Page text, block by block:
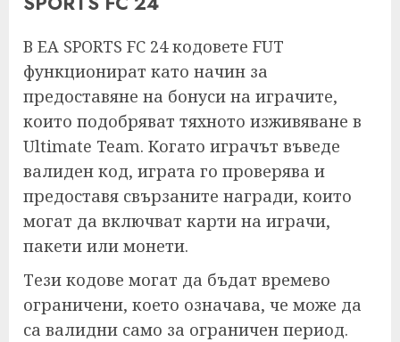
В EA SPORTS FC 24 кодовете FUT
функционират като начин за
предоставяне на бонуси на играчите,
които подобряват тяхното изживяване в
Ultimate Team. Когато играчът въведе
валиден код, играта го проверява и
предоставя свързаните награди, които
могат да включват карти на играчи,
пакети или монети.
Тези кодове могат да бъдат времево
ограничени, което означава, че може да
са валидни само за ограничен период.